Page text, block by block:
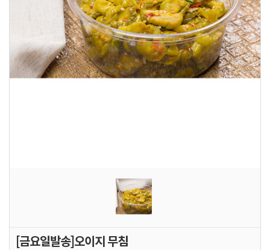
[금요일발송]오이지 무침